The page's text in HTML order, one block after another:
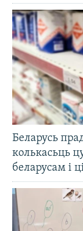
Беларусь
колькасьць
беларусам і